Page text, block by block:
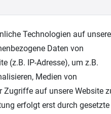
Technologien auf
Daten von
(z.B. IP-Adresse), um z.B.
Medien von
Zugriffe auf unsere Website
erfolgt erst durch gesetzte